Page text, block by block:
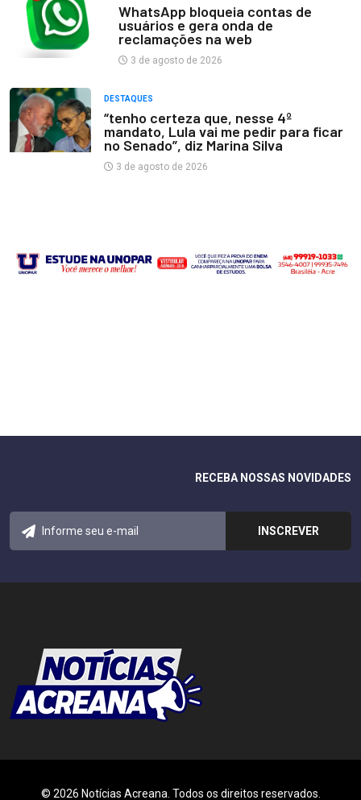
WhatsApp bloqueia contas de
usuários e gera onda de
reclamações na web
3 de agosto de 2026
DESTAQUES
“tenho certeza que, nesse 4º
mandato, Lula vai me pedir para ficar
no Senado”, diz Marina Silva
3 de agosto de 2026
RECEBA NOSSAS NOVIDADES
© 2026 Notícias Acreana. Todos os direitos reservados.